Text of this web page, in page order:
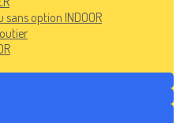
sans option INDOOR